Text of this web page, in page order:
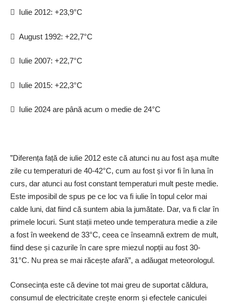
 Iulie 2012: +23,9°C
 August 1992: +22,7°C
 Iulie 2007: +22,7°C
 Iulie 2015: +22,3°C
 Iulie 2024 are până acum o medie de 24°C
”Diferența față de iulie 2012 este că atunci nu au fost așa multe
zile cu temperaturi de 40-42°C, cum au fost și vor fi în luna în
curs, dar atunci au fost constant temperaturi mult peste medie.
Este imposibil de spus pe ce loc va fi iulie în topul celor mai
calde luni, dat fiind că suntem abia la jumătate. Dar, va fi clar în
primele locuri. Sunt stații meteo unde temperatura medie a zile
a fost în weekend de 33°C, ceea ce înseamnă extrem de mult,
fiind dese și cazurile în care spre miezul nopții au fost 30-
31°C. Nu prea se mai răcește afară”, a adăugat meteorologul.
Consecința este că devine tot mai greu de suportat căldura,
consumul de electricitate crește enorm și efectele caniculei